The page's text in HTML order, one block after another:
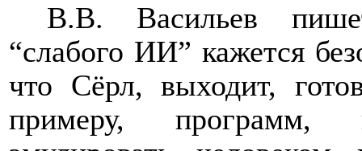
В.В. Васильев
“слабого ИИ” кажется
что Сёрл, выходит,
примеру, программ,